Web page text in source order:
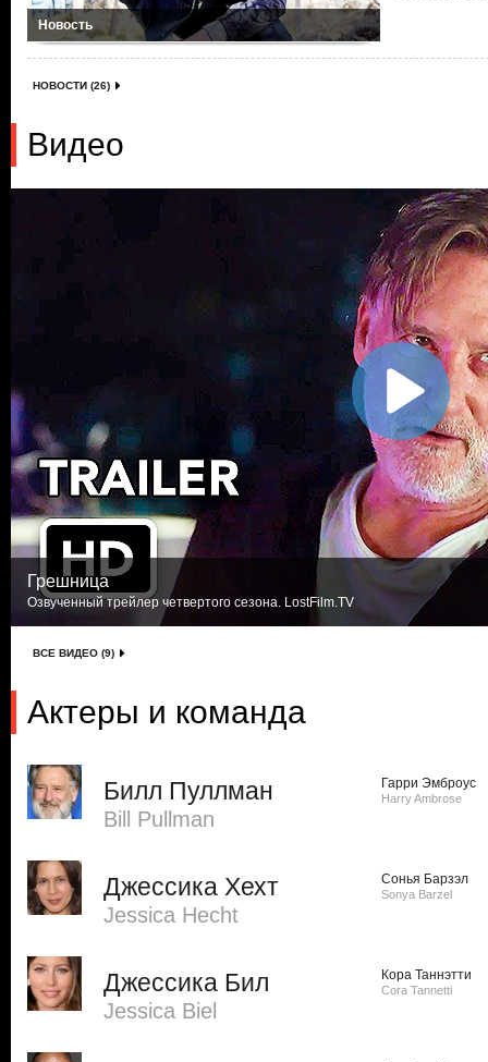
Новость
НОВОСТИ (26)
Видео
Грешница
Озвученный трейлер четвертого сезона. LostFilm.TV
ВСЕ ВИДЕО (9)
Актеры и команда
Билл Пуллман
Bill Pullman
Гарри Эмброус
Harry Ambrose
Джессика Хехт
Jessica Hecht
Сонья Барзэл
Sonya Barzel
Джессика Бил
Jessica Biel
Кора Таннэтти
Cora Tannetti